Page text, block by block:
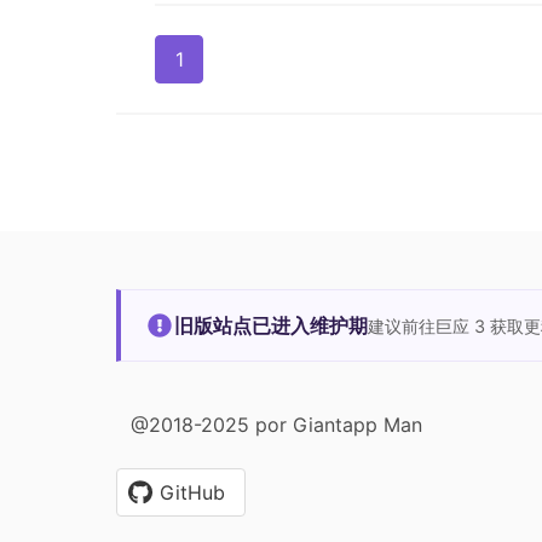
1
旧版站点已进入维护期建议前往巨应 3 获取
@2018-2025 por Giantapp Man
GitHub